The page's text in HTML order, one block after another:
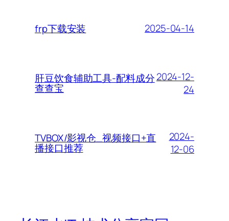
frp下载安装 2025-04-14
肝豆饮食辅助工具-配料成分
查查宝
2024-12-
24
TVBOX/影视仓_视频接口+直
播接口推荐
2024-
12-06